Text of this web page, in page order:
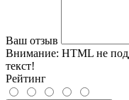
Ваш отзыв
Внимание: HTML не
текст!
Рейтинг